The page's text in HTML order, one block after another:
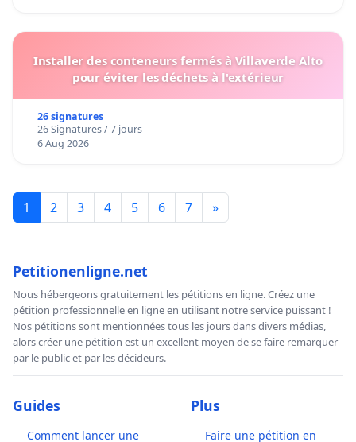
Installer des conteneurs fermés à Villaverde Alto
pour éviter les déchets à l'extérieur
26 signatures
26 Signatures / 7 jours
6 Aug 2026
1 2 3 4 5 6 7 »
Petitionenligne.net
Nous hébergeons gratuitement les pétitions en ligne. Créez une
pétition professionnelle en ligne en utilisant notre service puissant !
Nos pétitions sont mentionnées tous les jours dans divers médias,
alors créer une pétition est un excellent moyen de se faire remarquer
par le public et par les décideurs.
Guides
Comment lancer une
Plus
Faire une pétition en